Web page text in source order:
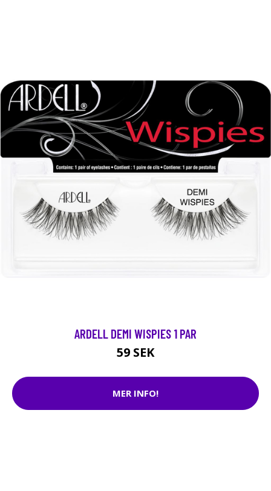
ARDELL DEMI WISPIES 1 PAR
59 SEK
MER INFO!